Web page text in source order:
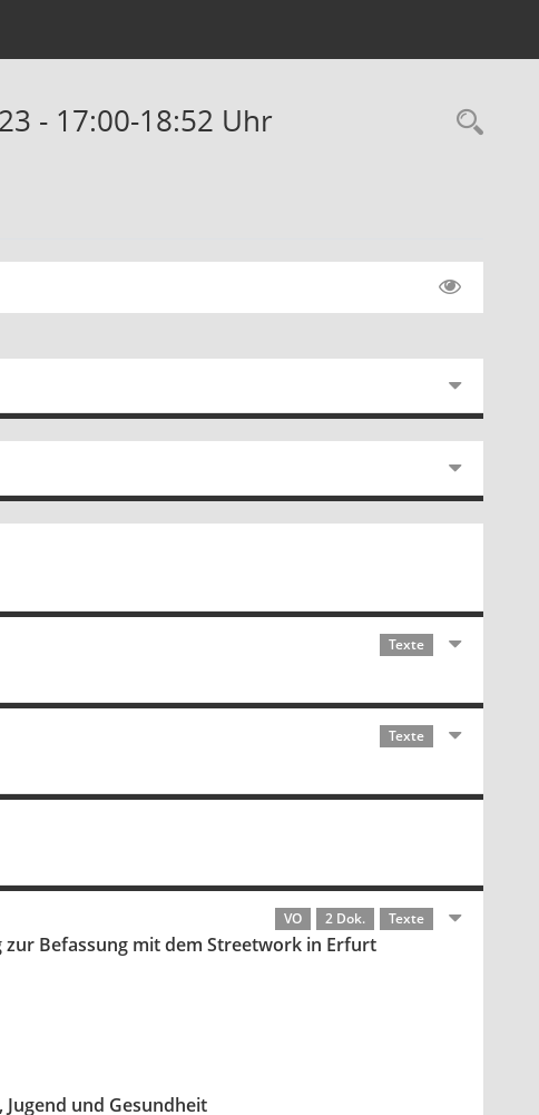
- 17:00-18:52 Uhr
Texte
Texte
VO 2 Dok. Texte
Befassung mit dem Streetwork in Erfurt
und Gesundheit